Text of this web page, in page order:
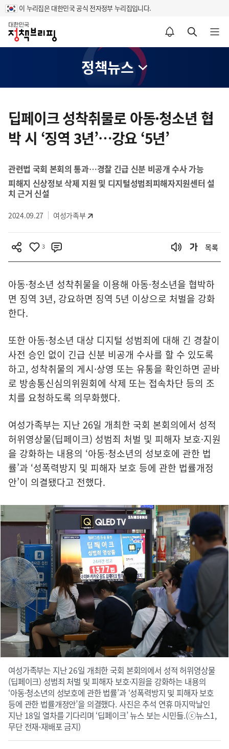
이 누리집은 대한민국 공식 전자정부 누리집입니다.
홈
알림설정 바로가기 검색 바로가기 메뉴 열기
정책뉴스
텐
영
딥페이크 성착취물로 아동·청소년 협
박 시 ‘징역 3년’…강요 ‘5년’
관련법 국회 본회의 통과…경찰 긴급 신분 비공개 수사 가능
피해지 신상정보 삭제 지원 및 디지털성범죄피해자지원센터 설
치 근거 신설
2024.09.27 여성가족부
3 목록
아동·청소년 성착취물을 이용해 아동·청소년을 협박하
면 징역 3년, 강요하면 징역 5년 이상으로 처벌을 강화
한다.
또한 아동·청소년 대상 디지털 성범죄에 대해 긴 경찰이
사전 승인 없이 긴급 신분 비공개 수사를 할 수 있도록
하고, 성착취물의 게시·상영 또는 유통을 확인하면 곧바
로 방송통신심의위원회에 삭제 또는 접속차단 등의 조
치를 요청하도록 의무화했다.
여성가족부는 지난 26일 개최한 국회 본회의에서 성적
허위영상물(딥페이크) 성범죄 처벌 및 피해자 보호·지원
을 강화하는 내용의 ‘아동·청소년의 성보호에 관한 법
률’과 ‘성폭력방지 및 피해자 보호 등에 관한 법률개정
안’이 의결됐다고 전했다.
여성가족부는 지난 26일 개최한 국회 본회의에서 성적 허위영상물
(딥페이크) 성범죄 처벌 및 피해자 보호·지원을 강화하는 내용의
‘아동·청소년의 성보호에 관한 법률’과 ‘성폭력방지 및 피해자 보호
등에 관한 법률개정안’을 의결했다. 사진은 추석 연휴 마지막날인
지난 18일 열차를 기다리며 ‘딥페이크’ 뉴스 보는 시민들.(ⓒ뉴스1,
무단 전재-재배포 금지)